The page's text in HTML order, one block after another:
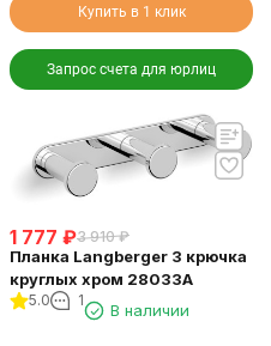
Купить в 1 клик
Запрос счета для юрлиц
1 777 ₽3 910 ₽
Планка Langberger 3 крючка
круглых хром 28033A
5.0 1
В наличии